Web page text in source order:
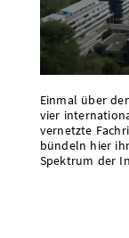
Einmal über
vier
vernetzte
bündeln hier
Spektrum der